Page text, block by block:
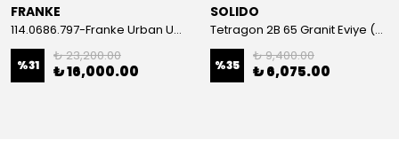
FRANKE
114.0686.797-Franke Urban Ubg 610-56 Stone Grey Granit Eviye
%31
₺ 23,200.00
₺ 16,000.00
SOLIDO
Tetragon 2B 65 Granit Eviye (Metallic Black)
%35
₺ 9,400.00
₺ 6,075.00